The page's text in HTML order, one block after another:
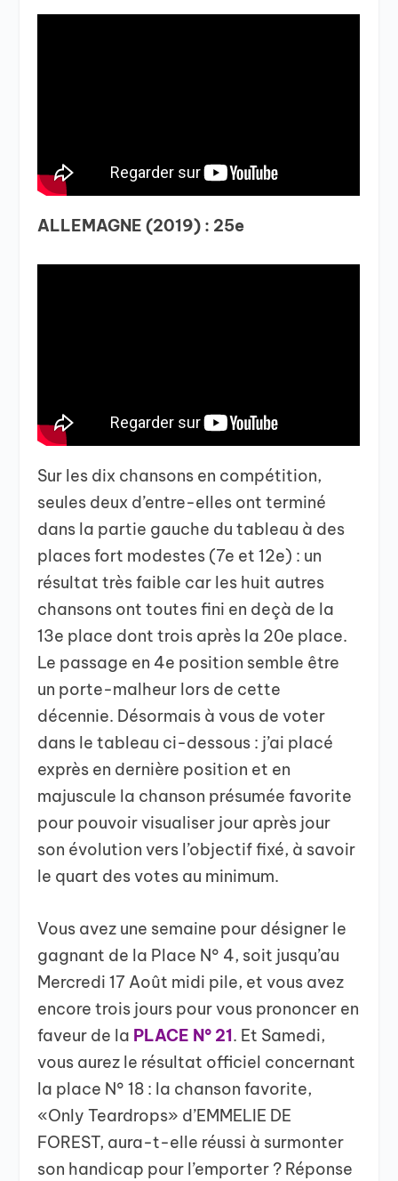
ALLEMAGNE (2019) : 25e
Sur les dix chansons en compétition,
seules deux d’entre-elles ont terminé
dans la partie gauche du tableau à des
places fort modestes (7e et 12e) : un
résultat très faible car les huit autres
chansons ont toutes fini en deçà de la
13e place dont trois après la 20e place.
Le passage en 4e position semble être
un porte-malheur lors de cette
décennie. Désormais à vous de voter
dans le tableau ci-dessous : j’ai placé
exprès en dernière position et en
majuscule la chanson présumée favorite
pour pouvoir visualiser jour après jour
son évolution vers l’objectif fixé, à savoir
le quart des votes au minimum.
Vous avez une semaine pour désigner le
gagnant de la Place N° 4, soit jusqu’au
Mercredi 17 Août midi pile, et vous avez
encore trois jours pour vous prononcer en
faveur de la PLACE N° 21. Et Samedi,
vous aurez le résultat officiel concernant
la place N° 18 : la chanson favorite,
«Only Teardrops» d’EMMELIE DE
FOREST, aura-t-elle réussi à surmonter
son handicap pour l’emporter ? Réponse